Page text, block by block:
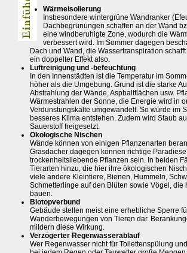
Wärmeisolierung
Insbesondere wintergrüne Wandranker
Dachbegrünungen schaffen an der Wand
eine windberuhigte Zone, wodurch die
verbessert wird. Im Sommer dagegen
Dach und Wand, die Wassertranspiration
ein doppelter Effekt also.
Luftreinigung und -befeuchtung
In den Innenstädten ist die Temperatur im
höher als die Umgebung. Grund ist die starke
Abstrahlung der Wände, Asphaltflächen usw.
Wärmestrahlen der Sonne, die Energie wird in
Verdunstungskälte umgewandelt. So würde im
besseres Klima entstehen. Zudem wird Staub
Sauerstoff freigesetzt.
Ökologische Nischen
Wände können von einigen Pflanzenarten
Grasdächer dagegen können richtige
trockenheitsliebende Pflanzen sein. In beiden
Tierarten hinzu, die hier ihre ökologischen
viele andere Kleintiere, Bienen, Hummeln,
Schmetterlinge auf den Blüten sowie Vögel, die
bauen.
Biotopverbund
Gebäude stellen meist eine erhebliche Sperre
Wanderbewegungen von Tieren dar.
mildern diese Wirkung.
Verzögerter Regenwasserablauf
Wer Regenwasser nicht für Toilettenspülung